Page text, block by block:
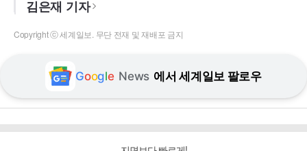
김은재 기자
Copyright ⓒ 세계일보. 무단 전재 및 재배포 금지
Google News 에서 세계일보 팔로우